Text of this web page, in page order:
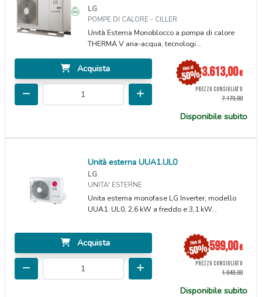
LG
POMPE DI CALORE - CILLER
Unità Esterna Monoblocco a pompa di calore
THERMA V aria-acqua, tecnologi...
Acquista 3.613,00€
PREZZO CONSIGLIATO
7.179,00
Disponibile subito
Unità esterna UUA1.UL0
LG
UNITA' ESTERNE
Unita esterna monofase LG Inverter, modello
UUA1. UL0, 2,6 kW a freddo e 3,1 kW...
Acquista 599,00€
PREZZO CONSIGLIATO
1.043,00
Disponibile subito